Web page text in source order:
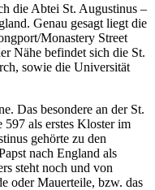
die Abtei St. Augustinus –
Genau gesagt liegt die
Monastery Street
Nähe befindet sich die St.
sowie die Universität
Das besondere an der St.
597 als erstes Kloster im
gehörte zu den
nach England als
steht noch und von
oder Mauerteile, bzw. das